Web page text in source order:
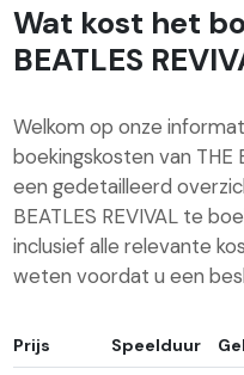
Wat kost het
BEATLES
Welkom op onze
boekingskosten van THE
een gedetailleerd
BEATLES REVIVAL te
inclusief alle relevante
weten voordat u een
Prijs Speelduur